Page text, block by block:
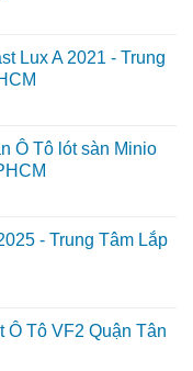
Lux A 2021 - Trung
Ô Tô lót sàn Minio
- Trung Tâm Lắp
Ô Tô VF2 Quận Tân